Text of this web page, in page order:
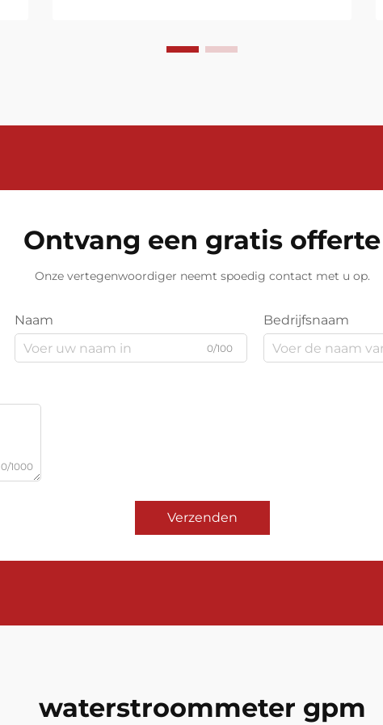
uitdagingen met zich mee die
Ontvang een gratis offerte
Onze vertegenwoordiger neemt spoedig contact met u op.
Naam
0/100
Bedrijfsnaam
0/1000
Verzenden
waterstroommeter gpm